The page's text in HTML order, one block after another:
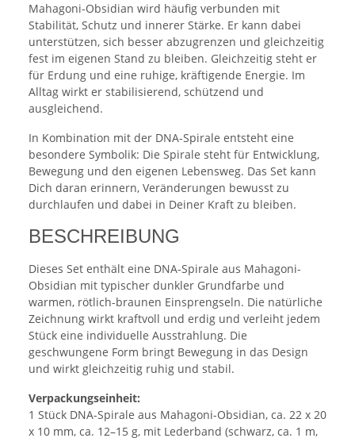
Mahagoni-Obsidian wird häufig verbunden mit
Stabilität, Schutz und innerer Stärke. Er kann dabei
unterstützen, sich besser abzugrenzen und gleichzeitig
fest im eigenen Stand zu bleiben. Gleichzeitig steht er
für Erdung und eine ruhige, kräftigende Energie. Im
Alltag wirkt er stabilisierend, schützend und
ausgleichend.
In Kombination mit der DNA-Spirale entsteht eine
besondere Symbolik: Die Spirale steht für Entwicklung,
Bewegung und den eigenen Lebensweg. Das Set kann
Dich daran erinnern, Veränderungen bewusst zu
durchlaufen und dabei in Deiner Kraft zu bleiben.
BESCHREIBUNG
Dieses Set enthält eine DNA-Spirale aus Mahagoni-
Obsidian mit typischer dunkler Grundfarbe und
warmen, rötlich-braunen Einsprengseln. Die natürliche
Zeichnung wirkt kraftvoll und erdig und verleiht jedem
Stück eine individuelle Ausstrahlung. Die
geschwungene Form bringt Bewegung in das Design
und wirkt gleichzeitig ruhig und stabil.
Verpackungseinheit:
1 Stück DNA-Spirale aus Mahagoni-Obsidian, ca. 22 x 20
x 10 mm, ca. 12–15 g, mit Lederband (schwarz, ca. 1 m,